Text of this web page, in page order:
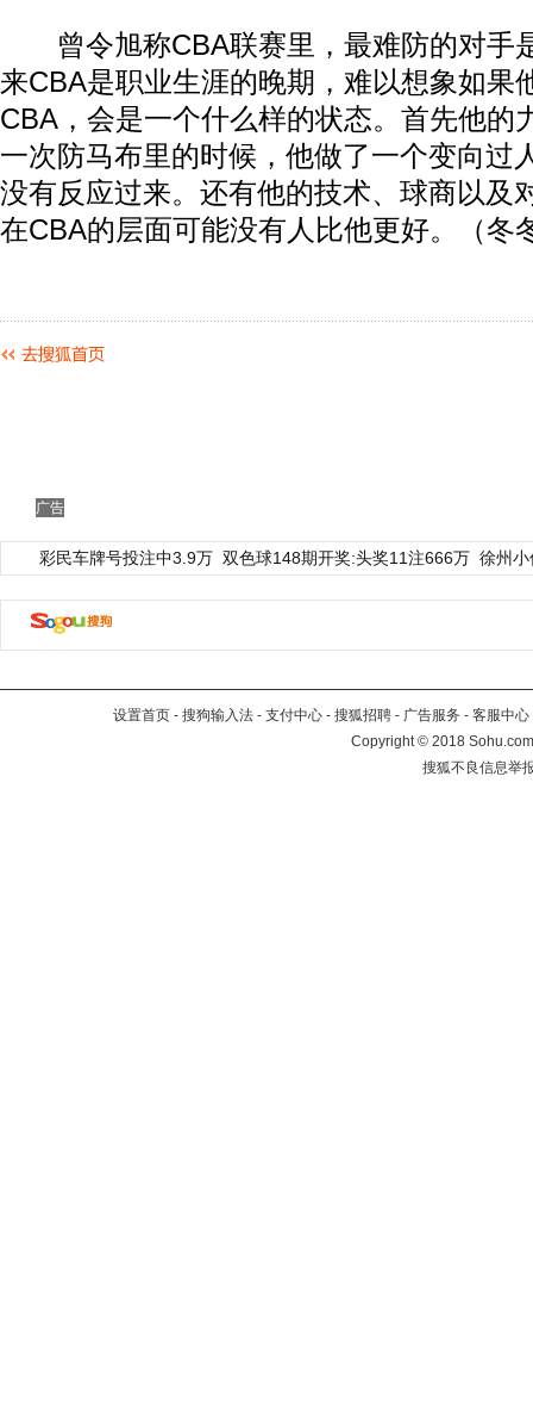
曾令旭称CBA联赛里，最难防的对手
来CBA是职业生涯的晚期，难以想象如果
CBA，会是一个什么样的状态。首先他的
一次防马布里的时候，他做了一个变向过
没有反应过来。还有他的技术、球商以及
在CBA的层面可能没有人比他更好。（冬
广告
彩民车牌号投注中3.9万 双色球148期开奖:头奖11注666万 徐州
设置首页 - 搜狗输入法 - 支付中心 - 搜狐招聘 - 广告服务 - 客服中心
Copyright©2018
搜狐不良信息举